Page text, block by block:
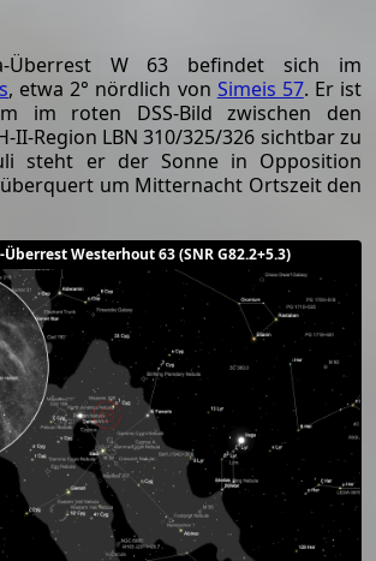
Überrest W 63 befindet sich im
, etwa 2° nördlich von Simeis 57. Er ist
im roten DSS-Bild zwischen den
II-Region LBN 310/325/326 sichtbar zu
steht er der Sonne in Opposition
um Mitternacht Ortszeit den
Westerhout 63 (SNR G82.2+5.3)